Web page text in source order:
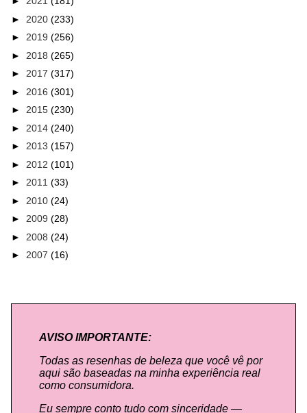
► 2020 (233)
► 2019 (256)
► 2018 (265)
► 2017 (317)
► 2016 (301)
► 2015 (230)
► 2014 (240)
► 2013 (157)
► 2012 (101)
► 2011 (33)
► 2010 (24)
► 2009 (28)
► 2008 (24)
► 2007 (16)
AVISO IMPORTANTE:
Todas as resenhas de beleza que você vê por
aqui são baseadas na minha experiência real
como consumidora.
Eu sempre conto tudo com sinceridade —